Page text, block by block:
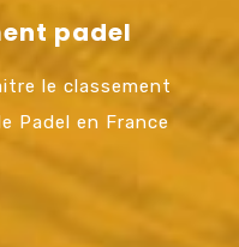
padel
le classement
Padel en France